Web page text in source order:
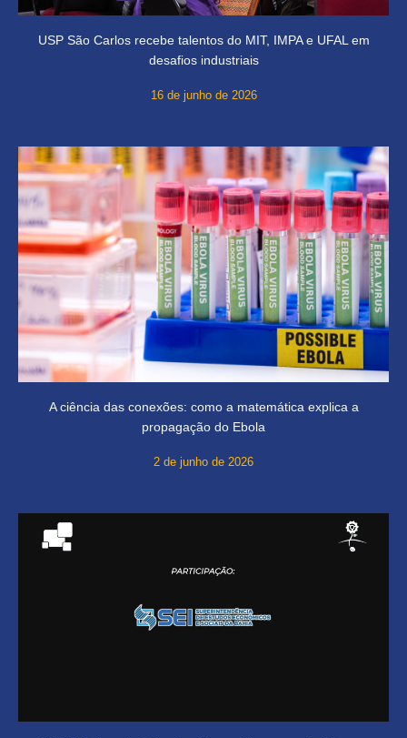
USP São Carlos recebe talentos do MIT, IMPA e UFAL em
desafios industriais
16 de junho de 2026
A ciência das conexões: como a matemática explica a
propagação do Ebola
2 de junho de 2026